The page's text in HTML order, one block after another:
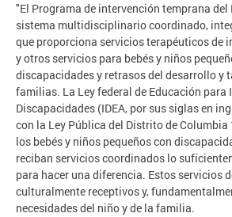
"El Programa de intervención temprana del
sistema multidisciplinario coordinado,
que proporciona servicios terapéuticos de
y otros servicios para bebés y niños
discapacidades y retrasos del desarrollo y
familias. La Ley federal de Educación para
Discapacidades (IDEA, por sus siglas en
con la Ley Pública del Distrito de
los bebés y niños pequeños con
reciban servicios coordinados lo
para hacer una diferencia. Estos servicios
culturalmente receptivos y,
necesidades del niño y de la familia.